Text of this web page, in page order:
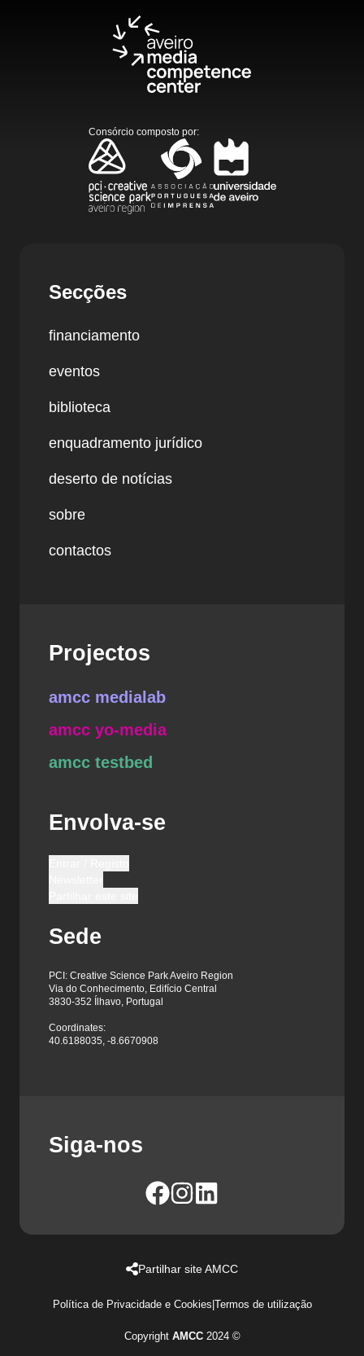
Consórcio composto por:
Secções
financiamento
eventos
biblioteca
enquadramento jurídico
deserto de notícias
sobre
contactos
Projectos
amcc medialab
amcc yo-media
amcc testbed
Envolva-se
Sede
PCI: Creative Science Park Aveiro Region
Via do Conhecimento, Edifício Central
3830-352 Ílhavo, Portugal
Coordinates:
40.6188035, -8.6670908
Siga-nos
Partilhar site AMCC
Política de Privacidade e Cookies|Termos de utilização
Copyright AMCC2024 ©